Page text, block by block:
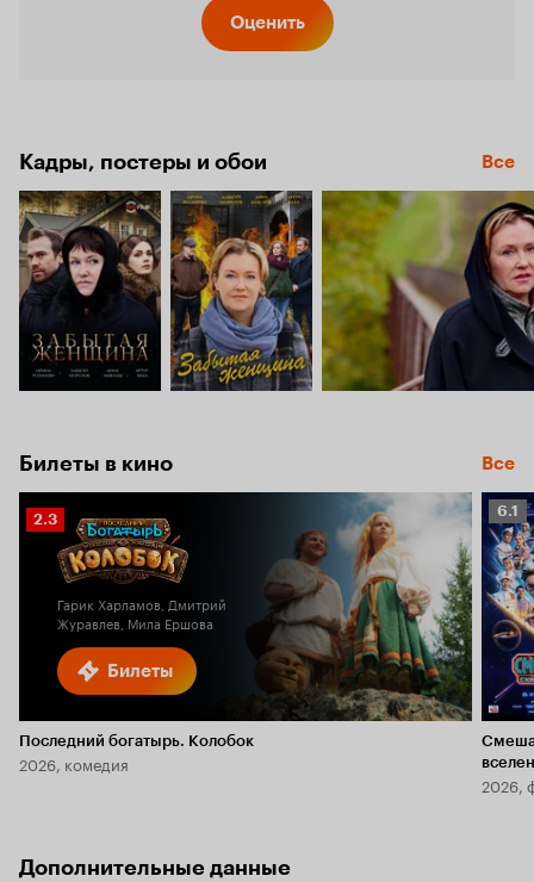
6.1
Оценить
Кадры, постеры и обои Все
Билеты в кино Все
Билеты
Рейтинг
Кинопоиска
2.3
Гарик Харламов, Дмитрий
Журавлев, Мила Ершова
Последний богатырь. Колобок
2026, комедия
6.1
6.1
2026,
Дополнительные данные